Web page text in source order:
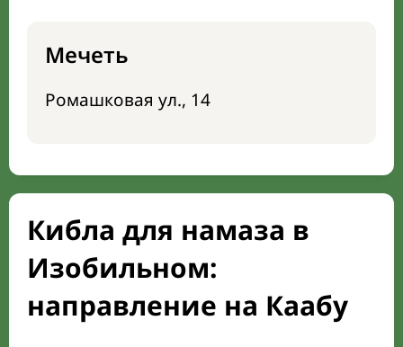
Мечеть
Ромашковая ул., 14
Кибла для намаза в
Изобильном:
направление на Каабу